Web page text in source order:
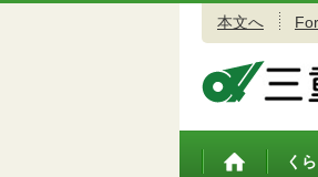
本文へ
く